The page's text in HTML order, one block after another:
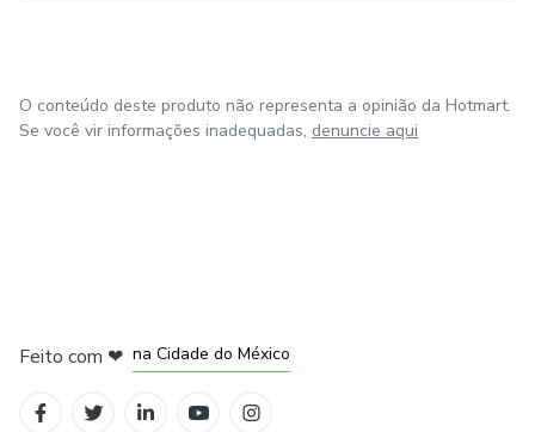
O conteúdo deste produto não representa a opinião da Hotmart.
Se você vir informações inadequadas, denuncie aqui
Feito com ❤ na Cidade do México